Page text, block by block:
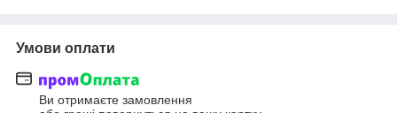
Умови оплати
Ви отримаєте замовлення